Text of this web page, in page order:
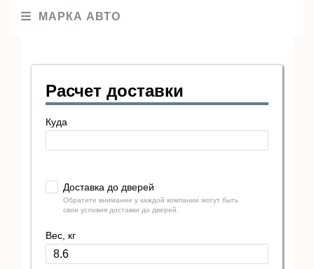
МАРКА АВТО
Расчет доставки
Куда
Доставка до дверей
Обратите внимание у каждой компании могут быть
свои условия доставки до дверей.
Вес, кг